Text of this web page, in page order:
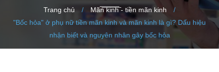
Trang chủ / Mãn kinh - tiền mãn kinh
/
"Bốc hỏa" ở phụ nữ tiền mãn kinh và mãn kinh là gì? Dấu hiệu
nhận biết và nguyên nhân gây bốc hỏa